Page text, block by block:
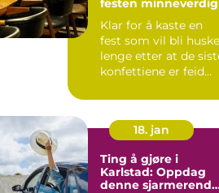
Klar for å kaste en
fest som vil bli
lenge etter at de
konfettiene er feid
18. jan
Ting å gjøre i
Karlstad: Oppdag
denne sjarmerende